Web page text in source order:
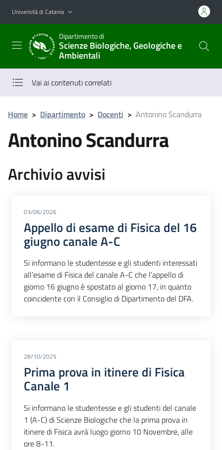
Vai al contenuto principale
Vai al menu di navigazione
Università di Catania
Dipartimento di
Scienze Biologiche, Geologiche e
Ambientali
Vai ai contenuti correlati
Home > Dipartimento > Docenti > Antonino Scandurra
Antonino Scandurra
Archivio avvisi
03/06/2026
Appello di esame di Fisica del 16
giugno canale A-C
Si informano le studentesse e gli studenti interessati
all'esame di Fisica del canale A-C che l'appello di
giorno 16 giugno è spostato al giorno 17, in quanto
coincidente con il Consiglio di Dipartimento del DFA.
28/10/2025
Prima prova in itinere di Fisica
Canale 1
Si informano le studentesse e gli studenti del canale
1 (A-C) di Scienze Biologiche che la prima prova in
itinere di Fisica avrà luogo giorno 10 Novembre, alle
ore 8-11.